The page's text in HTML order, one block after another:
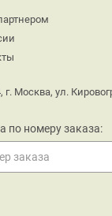
г. Москва, ул.
по номеру заказа: